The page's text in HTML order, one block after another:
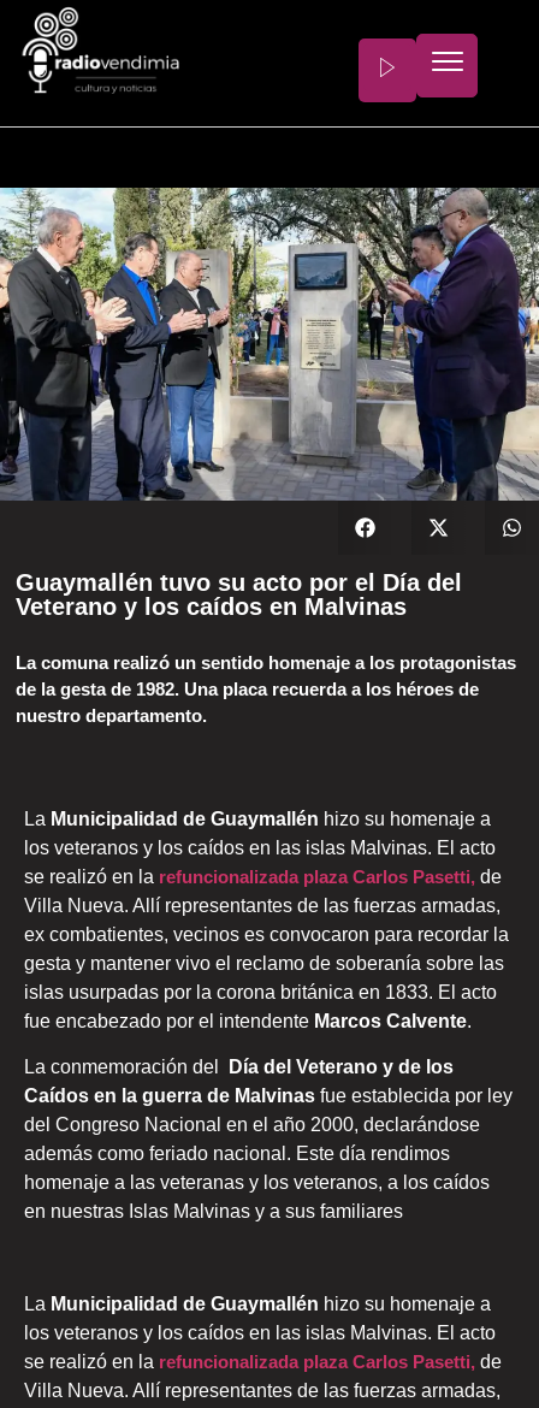
Guaymallén tuvo su acto por el Día del
Veterano y los caídos en Malvinas
La comuna realizó un sentido homenaje a los protagonistas
de la gesta de 1982. Una placa recuerda a los héroes de
nuestro departamento.
La Municipalidad de Guaymallén hizo su homenaje a
los veteranos y los caídos en las islas Malvinas. El acto
se realizó en la refuncionalizada plaza Carlos Pasetti, de
Villa Nueva. Allí representantes de las fuerzas armadas,
ex combatientes, vecinos es convocaron para recordar la
gesta y mantener vivo el reclamo de soberanía sobre las
islas usurpadas por la corona británica en 1833. El acto
fue encabezado por el intendente Marcos Calvente.
La conmemoración del
Día del Veterano y de los
Caídos en la guerra de Malvinas fue establecida por ley
del Congreso Nacional en el año 2000, declarándose
además como feriado nacional. Este día rendimos
homenaje a las veteranas y los veteranos, a los caídos
en nuestras Islas Malvinas y a sus familiares
La Municipalidad de Guaymallén hizo su homenaje a
los veteranos y los caídos en las islas Malvinas. El acto
se realizó en la refuncionalizada plaza Carlos Pasetti, de
Villa Nueva. Allí representantes de las fuerzas armadas,